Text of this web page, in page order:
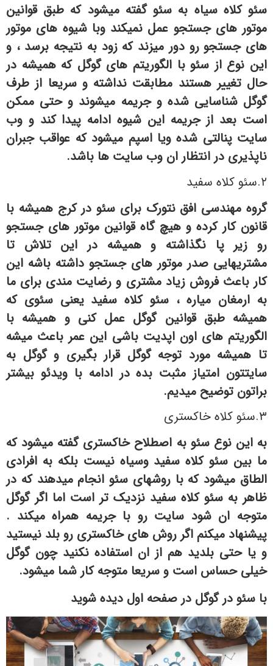
سئو کلاه سیاه به سئو گفته میشود که طبق قوانین
موتور های جستجو عمل نمیکند وبا شیوه های موتور
های جستجو رو دور میزند که زود به نتیجه برسد ، و
این نوع از سئو با الگوریتم های گوگل که همیشه در
حال تغییر هستند مطابقت نداشته و سریعا از طرف
گوگل شناسایی شده و جریمه میشوند و حتی ممکن
است بعد از جریمه این شیوه ادامه پیدا کند و وب
سایت پنالتی شده ویا اسپم میشود که عواقب جبران
ناپذیری در انتظار ان وب سایت ها باشد.
۲.سئو کلاه سفید
گروه مهندسی افق نتورک برای سئو در کرج همیشه با
قانون کار کرده و هیچ گاه قوانین موتور های جستجو
رو زیر پا نگذاشته و همیشه در این تلاش تا
مشتریهایی صدر موتور های جستجو داشته باشه این
کار باعث فروش زیاد مشتری و رضایت مندی برای ما
به ارمغان میاره ، سئو کلاه سفید یعنی سئوی که
همیشه طبق قوانین گوگل عمل کنی و همیشه با
الگوریتم های اون اپدیت باشی این عمر باعث میشه
تا همیشه مورد توجه گوگل قرار بگیری و گوگل به
سایتتون امتیاز مثبت بده در ادامه با ویدئو بیشتر
براتون توضیح میدیم.
۳.سئو کلاه خاکستری
به این نوع سئو به اصطلاح خاکستری گفته میشود که
ما بین سئو کلاه سفید وسیاه نیست بلکه به افرادی
الطاق میشود که با روشهای سئو انجام میدهند که در
ظاهر به سئو کلاه سفید نزدیک تر است اما اگر گوگل
متوجه ان شود سایت رو با جریمه همراه میکند .
پیشنهاد میکنم اگر روش های خاکستری رو بلد نیستید
و یا حتی بلدید هم از ان استفاده نکنید چون گوگل
خیلی حساس است و سریعا متوجه کار شما میشود.
با سئو در گوگل در صفحه اول دیده شوید